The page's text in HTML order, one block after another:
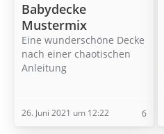
Babydecke
Mustermix
Eine wunderschöne Decke
nach einer chaotischen
Anleitung
26. Juni 2021 um 12:22 6